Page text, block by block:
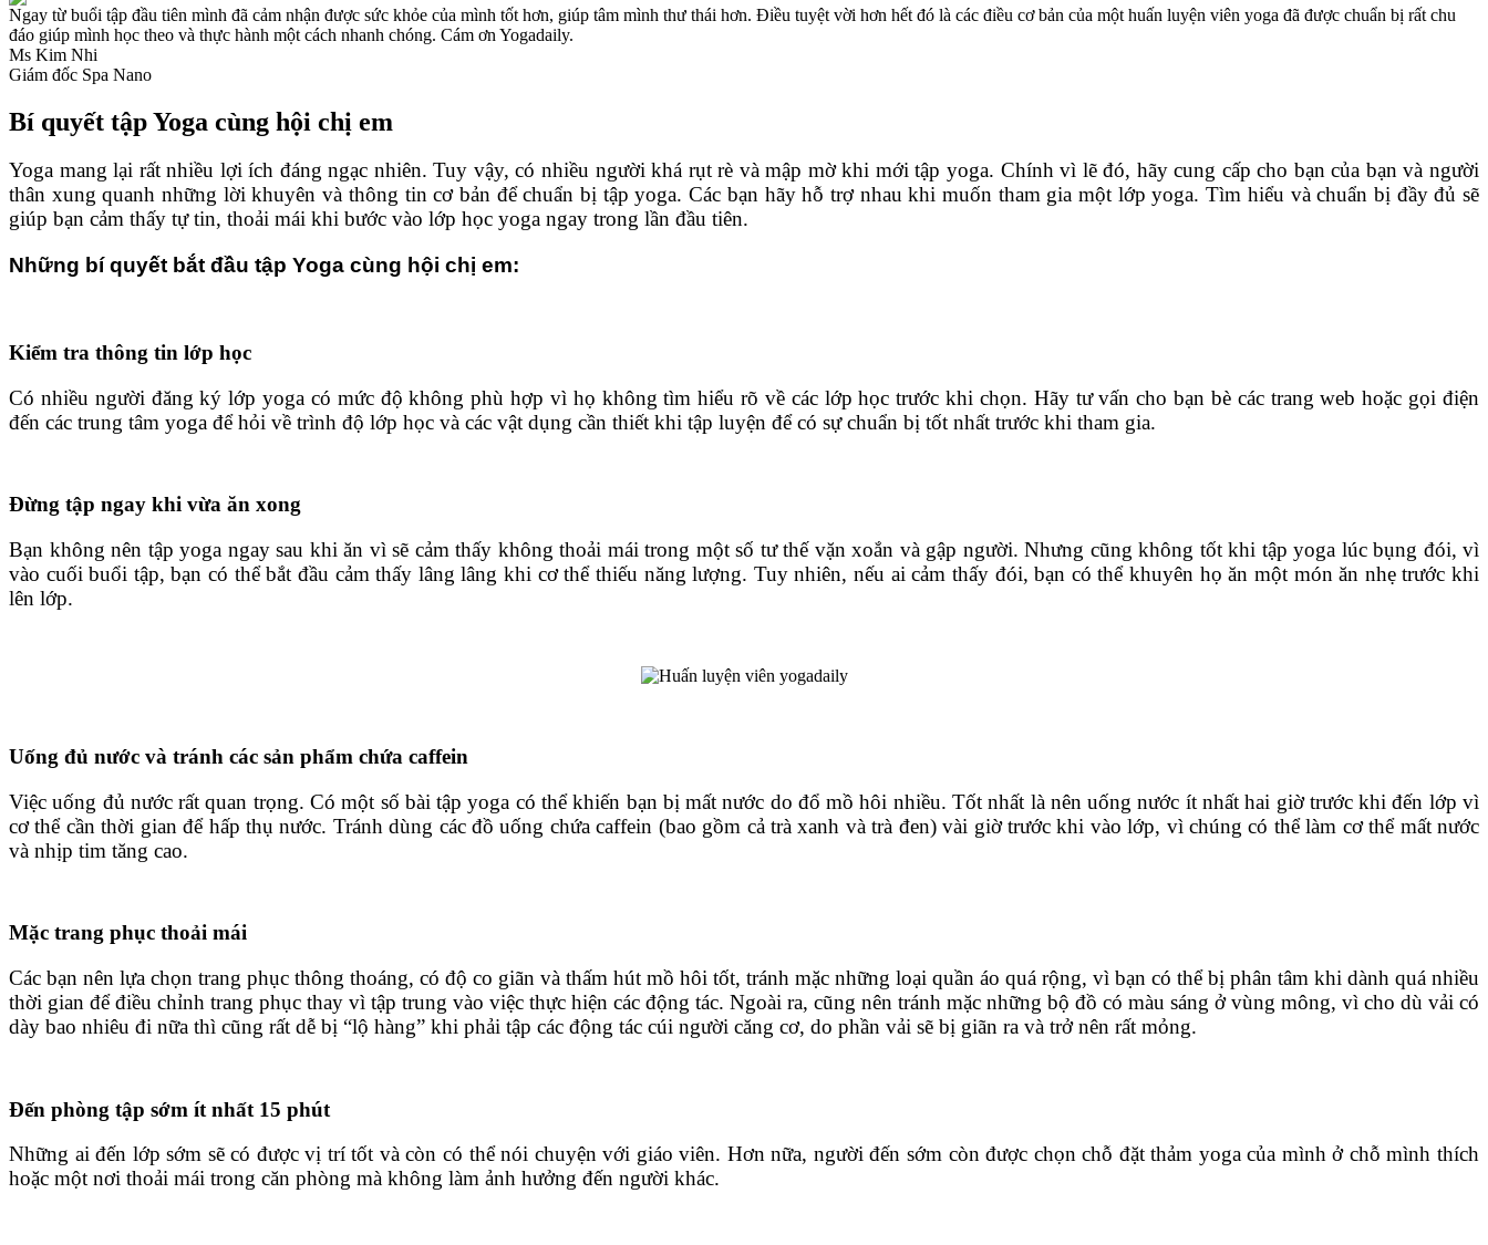
Ngay từ buổi tập đầu tiên mình đã cảm nhận được sức khỏe của mình tốt hơn, giúp tâm mình thư thái hơn. Điều tuyệt vời hơn hết đó là các điều cơ bản của một huấn luyện viên yoga đã được chuẩn bị rất chu
đáo giúp mình học theo và thực hành một cách nhanh chóng. Cám ơn Yogadaily.
Ms Kim Nhi
Giám đốc Spa Nano
Bí quyết tập Yoga cùng hội chị em
Yoga mang lại rất nhiều lợi ích đáng ngạc nhiên. Tuy vậy, có nhiều người khá rụt rè và mập mờ khi mới tập yoga. Chính vì lẽ đó, hãy cung cấp cho bạn của bạn và người
thân xung quanh những lời khuyên và thông tin cơ bản để chuẩn bị tập yoga. Các bạn hãy hỗ trợ nhau khi muốn tham gia một lớp yoga. Tìm hiểu và chuẩn bị đầy đủ sẽ
giúp bạn cảm thấy tự tin, thoải mái khi bước vào lớp học yoga ngay trong lần đầu tiên.
Những bí quyết bắt đầu tập Yoga cùng hội chị em:
Kiểm tra thông tin lớp học
Có nhiều người đăng ký lớp yoga có mức độ không phù hợp vì họ không tìm hiểu rõ về các lớp học trước khi chọn. Hãy tư vấn cho bạn bè các trang web hoặc gọi điện
đến các trung tâm yoga để hỏi về trình độ lớp học và các vật dụng cần thiết khi tập luyện để có sự chuẩn bị tốt nhất trước khi tham gia.
Đừng tập ngay khi vừa ăn xong
Bạn không nên tập yoga ngay sau khi ăn vì sẽ cảm thấy không thoải mái trong một số tư thế vặn xoắn và gập người. Nhưng cũng không tốt khi tập yoga lúc bụng đói, vì
vào cuối buổi tập, bạn có thể bắt đầu cảm thấy lâng lâng khi cơ thể thiếu năng lượng. Tuy nhiên, nếu ai cảm thấy đói, bạn có thể khuyên họ ăn một món ăn nhẹ trước khi
lên lớp.
Uống đủ nước và tránh các sản phẩm chứa caffein
Việc uống đủ nước rất quan trọng. Có một số bài tập yoga có thể khiến bạn bị mất nước do đổ mồ hôi nhiều. Tốt nhất là nên uống nước ít nhất hai giờ trước khi đến lớp vì
cơ thể cần thời gian để hấp thụ nước. Tránh dùng các đồ uống chứa caffein (bao gồm cả trà xanh và trà đen) vài giờ trước khi vào lớp, vì chúng có thể làm cơ thể mất nước
và nhịp tim tăng cao.
Mặc trang phục thoải mái
Các bạn nên lựa chọn trang phục thông thoáng, có độ co giãn và thấm hút mồ hôi tốt, tránh mặc những loại quần áo quá rộng, vì bạn có thể bị phân tâm khi dành quá nhiều
thời gian để điều chỉnh trang phục thay vì tập trung vào việc thực hiện các động tác. Ngoài ra, cũng nên tránh mặc những bộ đồ có màu sáng ở vùng mông, vì cho dù vải có
dày bao nhiêu đi nữa thì cũng rất dễ bị “lộ hàng” khi phải tập các động tác cúi người căng cơ, do phần vải sẽ bị giãn ra và trở nên rất mỏng.
Đến phòng tập sớm ít nhất 15 phút
Những ai đến lớp sớm sẽ có được vị trí tốt và còn có thể nói chuyện với giáo viên. Hơn nữa, người đến sớm còn được chọn chỗ đặt thảm yoga của mình ở chỗ mình thích
hoặc một nơi thoải mái trong căn phòng mà không làm ảnh hưởng đến người khác.